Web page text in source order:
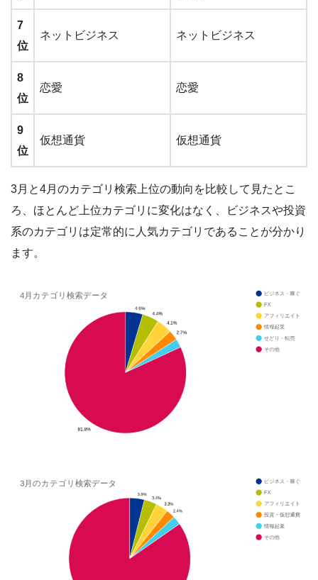
7
位
ネットビジネス ネットビジネス
8
位
恋愛 恋愛
9
位
仮想通貨 仮想通貨
3月と4月のカテゴリ検索上位の動向を比較して見たとこ
ろ、ほとんど上位カテゴリに変化はなく、
ビジネスや投資
系のカテゴリは定常的に人気カテゴリ であることが分かり
ます。